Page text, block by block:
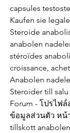
capsules
Kaufen sie
Steroide
anabolen
stéroïdes
croissance,
Anabolen
Steroider till
Forum - โปรไฟ
ข้อมูลส่วนตัว หน้
tillskott